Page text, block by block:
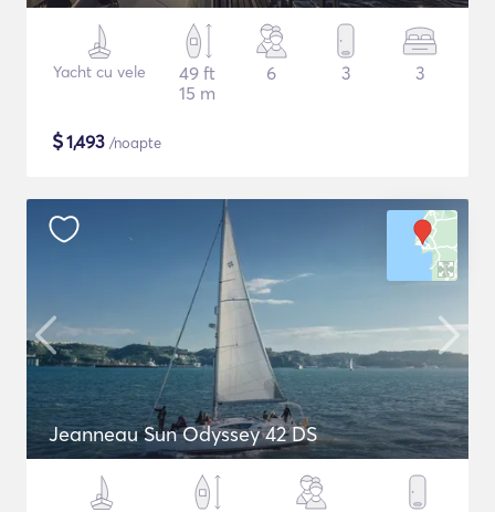
Yacht cu vele
49 ft
15 m
6 3 3
$1,493 /noapte
Jeanneau Sun Odyssey 42 DS